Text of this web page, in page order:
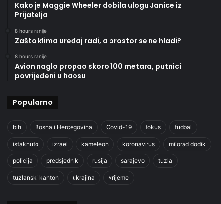
Kako je Maggie Wheeler dobila ulogu Janice iz
Prijatelja
8 hours ranije
Zašto klima uređaj radi, a prostor se ne hladi?
8 hours ranije
Avion naglo propao skoro 100 metara, putnici
povrijeđeni u haosu
Popularno
bih Bosna i Hercegovina Covid-19 fokus fudbal
istaknuto izrael kameleon koronavirus milorad dodik
policija predsjednik rusija sarajevo tuzla
tuzlanski kanton ukrajina vrijeme